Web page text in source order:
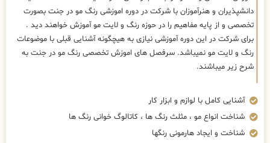
دانشپذیران و هنرآموزان با شرکت در دوره اموزشی رنگ مو در جنت بصورت
تخصصی و از پایه مفاهیم را در حوزه رنگ و لایت مو آموزش خواهند دید .
برای شرکت در این دوره آموزشی نیازی به هیچگونه آشنایی قبلی با موضوعات
رنگ و لایت مو نمیباشد. سرفصل های اموزش تخصصی رنگ مو در جنت به
شرح زیر میباشند.
آشنایی کامل با لوازم و ابزار کار
شناخت انواع مو ، مثلث رنگ ها ، کاتالوگ خوانی رنگ ها
شناخت و ایجاد هارمونی رنگها